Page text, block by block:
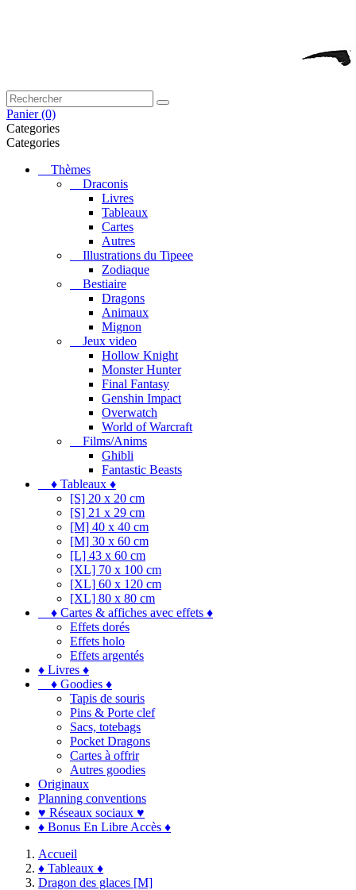
Panier (0)
Categories
Categories
Thèmes
Draconis
Livres
Tableaux
Cartes
Autres
Illustrations du Tipeee
Zodiaque
Bestiaire
Dragons
Animaux
Mignon
Jeux video
Hollow Knight
Monster Hunter
Final Fantasy
Genshin Impact
Overwatch
World of Warcraft
Films/Anims
Ghibli
Fantastic Beasts
♦ Tableaux ♦
[S] 20 x 20 cm
[S] 21 x 29 cm
[M] 40 x 40 cm
[M] 30 x 60 cm
[L] 43 x 60 cm
[XL] 70 x 100 cm
[XL] 60 x 120 cm
[XL] 80 x 80 cm
♦ Cartes & affiches avec effets ♦
Effets dorés
Effets holo
Effets argentés
♦ Livres ♦
♦ Goodies ♦
Tapis de souris
Pins & Porte clef
Sacs, totebags
Pocket Dragons
Cartes à offrir
Autres goodies
Originaux
Planning conventions
♥ Réseaux sociaux ♥
♦ Bonus En Libre Accès ♦
Accueil
♦ Tableaux ♦
Dragon des glaces [M]